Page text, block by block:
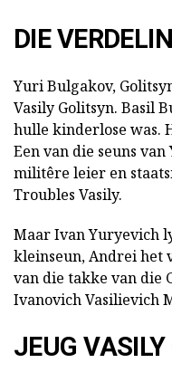
DIE
Yuri Bulgakov,
Vasily Golitsyn. Basil
hulle kinderlose was.
Een van die seuns
militêre leier en
Troubles Vasily.
Maar Ivan Yuryevich
kleinseun, Andrei het
van die takke van die
Ivanovich Vasilievich
JEUG